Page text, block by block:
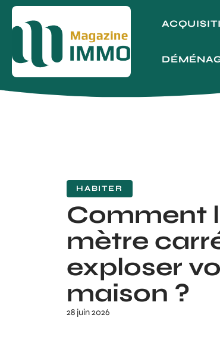
HABITER
Comment
mètre
exploser
maison ?
28 juin 2026